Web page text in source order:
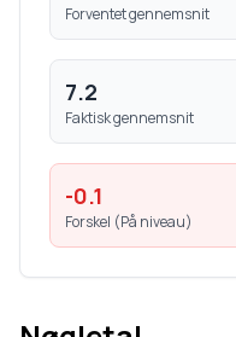
Forventet gennemsnit
7.2
Faktisk gennemsnit
-0.1
Forskel (På niveau)